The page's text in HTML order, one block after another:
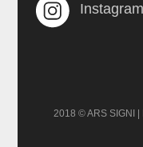
Instagram
2018 © ARS SIGNI |